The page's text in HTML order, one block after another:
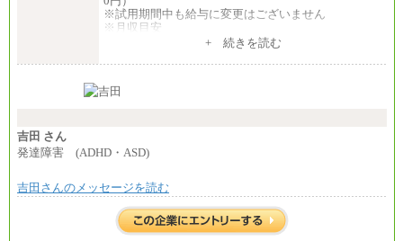
※試用期間中も給与に変更はございません
※月収目安
夜勤回数により変動
条件あり）
■その他職種共通
月給：25万3,400円～
※20時間を超過した場合は別途支給
中途：
(1)(2)月給：25万3400円～28万5900円
+ 続きを読む
吉田 さん
発達障害 (ADHD・ASD)
吉田さんのメッセージを読む